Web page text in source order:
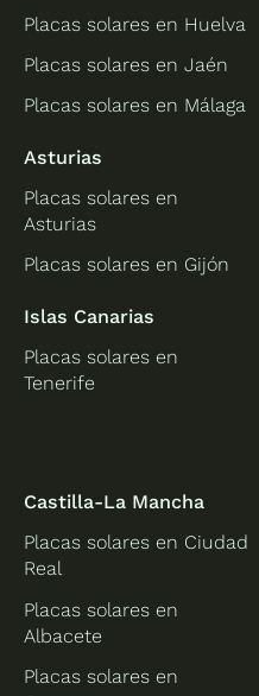
Placas solares en Huelva
Placas solares en Jaén
Placas solares en Málaga
Asturias
Placas solares en
Asturias
Placas solares en Gijón
Islas Canarias
Placas solares en
Tenerife
Castilla-La Mancha
Placas solares en Ciudad
Real
Placas solares en
Albacete
Placas solares en